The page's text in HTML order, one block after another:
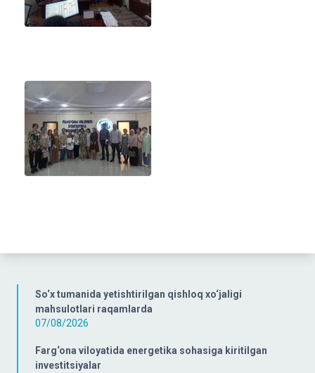
So‘x tumanida yetishtirilgan qishloq xo‘jaligi
mahsulotlari raqamlarda
07/08/2026
Farg‘ona viloyatida energetika sohasiga kiritilgan
investitsiyalar